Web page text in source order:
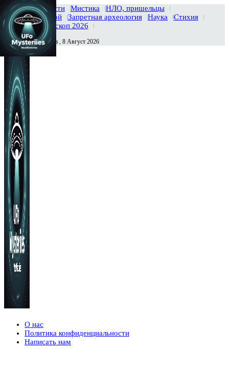
Главная Новости Мистика
НЛО, пришельцы
Тайны вселенной
Запретная археология Наука
Стихия
История
Гороскоп 2026
Сегодня Суббота , 8 Август 2026
О нас
Политика конфиденциальности
Написать нам